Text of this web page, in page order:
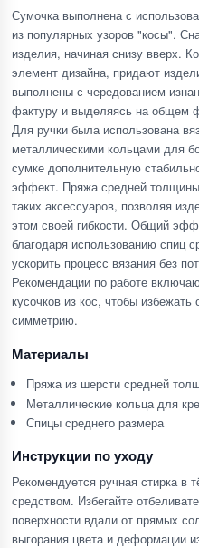
Сумочка выполнена с
из популярных узоров "косы".
изделия, начиная снизу вверх.
элемент дизайна, придают
выполнены с чередованием
фактуру и выделяясь на общем
Для ручки была использована
металлическими кольцами для
сумке дополнительную
эффект. Пряжа средней
таких аксессуаров, позволяя
этом своей гибкости. Общий
благодаря использованию спиц
ускорить процесс вязания без
Рекомендации по работе
кусочков из кос, чтобы
симметрию.
Материалы
Пряжа из шерсти средней
Металлические кольца для
Спицы среднего размера
Инструкции по уходу
Рекомендуется ручная стирка
средством. Избегайте
поверхности вдали от прямых
выгорания цвета и деформации